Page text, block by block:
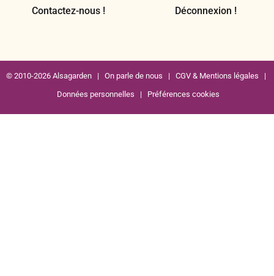
Contactez-nous !
Déconnexion !
© 2010-2026 Alsagarden | On parle de nous | CGV & Mentions légales |
Données personnelles | Préférences cookies